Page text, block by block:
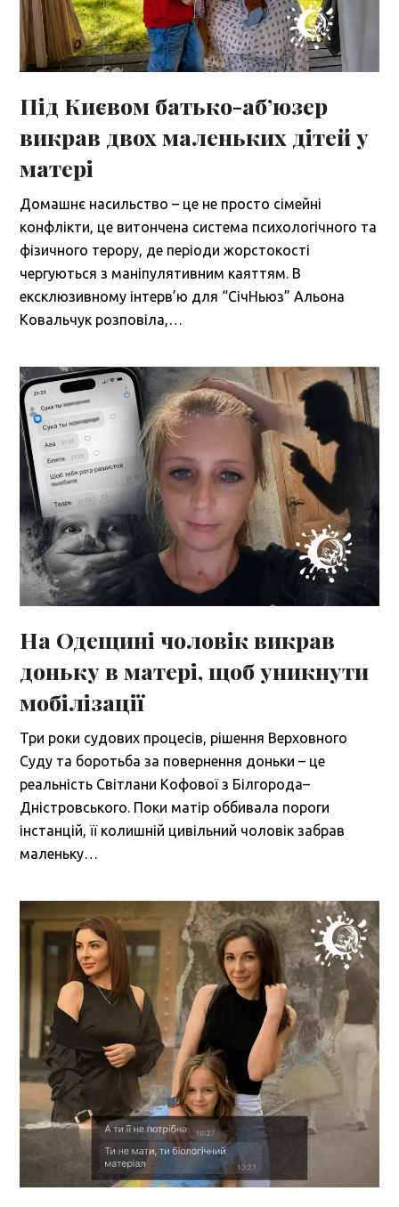
Під Києвом батько-аб’юзер
викрав двох маленьких дітей у
матері
Домашнє насильство – це не просто сімейні
конфлікти, це витончена система психологічного та
фізичного терору, де періоди жорстокості
чергуються з маніпулятивним каяттям. В
ексклюзивному інтерв’ю для “СічНьюз” Альона
Ковальчук розповіла,…
На Одещині чоловік викрав
доньку в матері, щоб уникнути
мобілізації
Три роки судових процесів, рішення Верховного
Суду та боротьба за повернення доньки – це
реальність Світлани Кофової з Білгорода–
Дністровського. Поки матір оббивала пороги
інстанцій, її колишній цивільний чоловік забрав
маленьку…